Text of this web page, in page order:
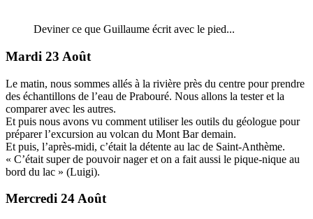
Deviner ce que Guillaume écrit avec le pied...
Mardi 23 Août
Le matin, nous sommes allés à la rivière près du centre pour prendre
des échantillons de l’eau de Prabouré. Nous allons la tester et la
comparer avec les autres.
Et puis nous avons vu comment utiliser les outils du géologue pour
préparer l’excursion au volcan du Mont Bar demain.
Et puis, l’après-midi, c’était la détente au lac de Saint-Anthème.
« C’était super de pouvoir nager et on a fait aussi le pique-nique au
bord du lac » (Luigi).
Mercredi 24 Août